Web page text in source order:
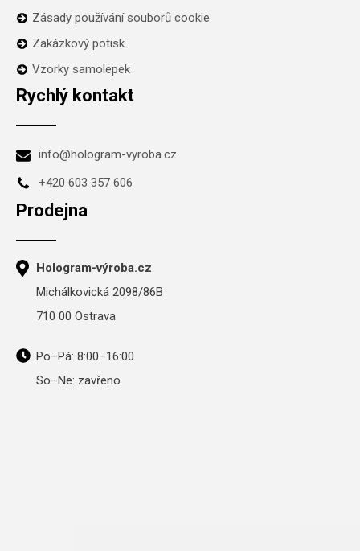
Zásady používání souborů cookie
Zakázkový potisk
Vzorky samolepek
Rychlý kontakt
info@hologram-vyroba.cz
+420 603 357 606
Prodejna
Hologram-výroba.cz
Michálkovická 2098/86B
710 00 Ostrava
Po–Pá: 8:00–16:00
So–Ne: zavřeno